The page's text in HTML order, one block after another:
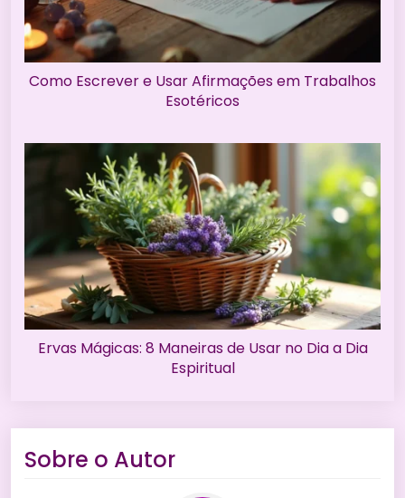
Como Escrever e Usar Afirmações em Trabalhos
Esotéricos
Ervas Mágicas: 8 Maneiras de Usar no Dia a Dia
Espiritual
Sobre o Autor